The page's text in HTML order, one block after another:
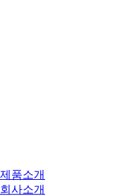
제품소개
회사소개